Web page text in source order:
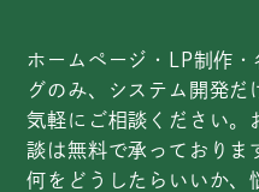
ホームページ・LP制作
グのみ、システム開発だ
気軽にご相談ください。
談は無料で承っておりま
何をどうしたらいいか、